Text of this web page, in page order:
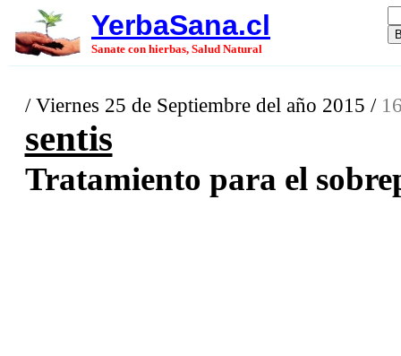
YerbaSana.cl
Sanate con hierbas, Salud Natural
/ Viernes 25 de Septiembre del año 2015 /
sentis
Tratamiento para el